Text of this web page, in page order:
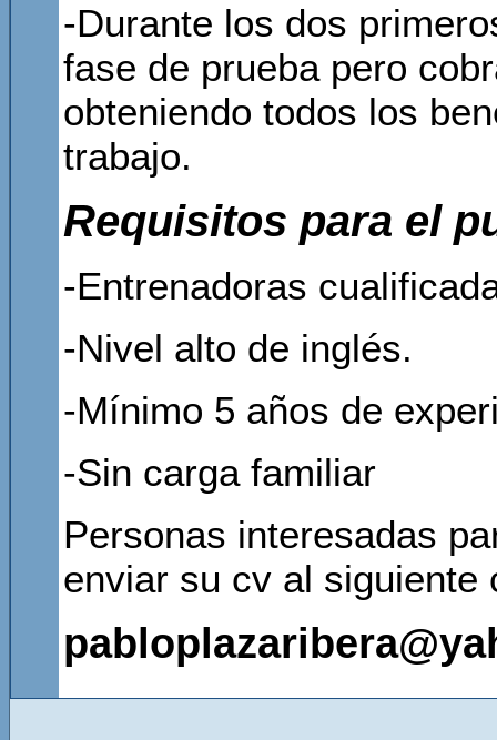
-Durante los dos
fase de prueba pero
obteniendo todos los
trabajo.
Requisitos para el
-Entrenadoras
-Nivel alto de inglés.
-Mínimo 5 años de
-Sin carga familiar
Personas interesadas
enviar su cv al siguiente